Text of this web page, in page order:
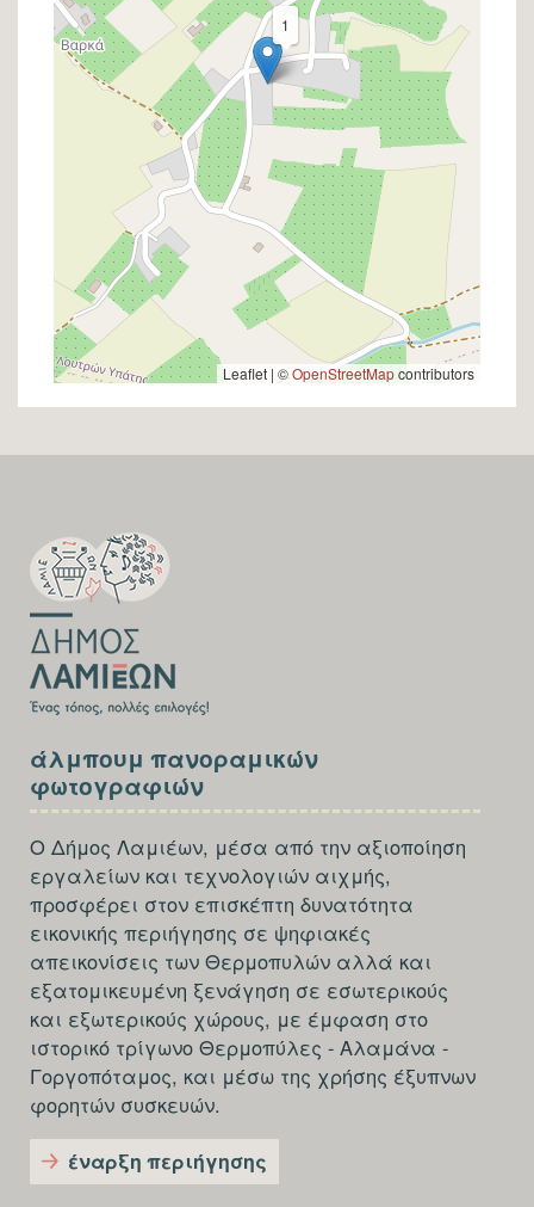
1
Leaflet | ©OpenStreetMapcontributors
FOOTER-
FIRST
SECTION
FOOTER-
THIRD
άλμπουμ πανοραμικών
φωτογραφιών
Ο Δήμος Λαμιέων, μέσα από την αξιοποίηση
εργαλείων και τεχνολογιών αιχμής,
προσφέρει στον επισκέπτη δυνατότητα
εικονικής περιήγησης σε ψηφιακές
απεικονίσεις των Θερμοπυλών αλλά και
εξατομικευμένη ξενάγηση σε εσωτερικούς
και εξωτερικούς χώρους, με έμφαση στο
ιστορικό τρίγωνο Θερμοπύλες - Αλαμάνα -
Γοργοπόταμος, και μέσω της χρήσης έξυπνων
φορητών συσκευών.
έναρξη περιήγησης